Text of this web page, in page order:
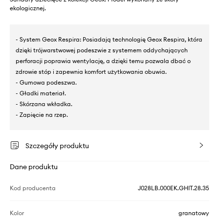
ekologicznej.
- System Geox Respira: Posiadają technologię Geox Respira, która
dzięki trójwarstwowej podeszwie z systemem oddychających
perforacji poprawia wentylację, a dzięki temu pozwala dbać o
zdrowie stóp i zapewnia komfort użytkowania obuwia.
- Gumowa podeszwa.
- Gładki materiał.
- Skórzana wkładka.
- Zapięcie na rzep.
Szczegóły produktu
Dane produktu
Kod producenta J028LB.000EK.GHIT.28.35
Kolor granatowy